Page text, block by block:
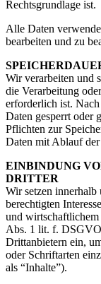
Rechtsgrundlage ist.
Alle Daten
bearbeiten und zu
Wir verarbeiten und
die Verarbeitung
erforderlich ist.
Daten gesperrt oder
Pflichten zur
Daten mit Ablauf
EINBINDUNG
DRITTER
Wir setzen innerhalb
berechtigten
und wirtschaftlichem
Abs. 1 lit. f.
Drittanbietern ein,
oder Schriftarten
als “Inhalte”).